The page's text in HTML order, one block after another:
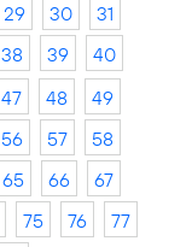
29 30
31
38 39
40
47 48
49
56 57
58
65 66
67
75 76
77